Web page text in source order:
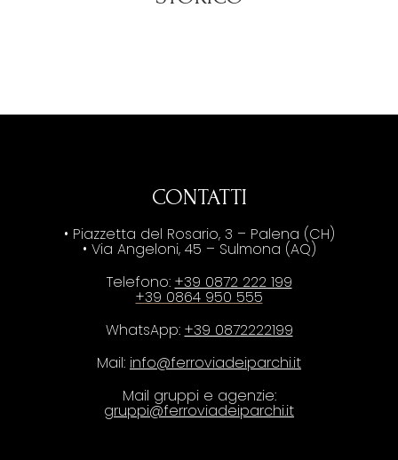
CONTATTI
• Piazzetta del Rosario, 3 – Palena (CH)
• Via Angeloni, 45 – Sulmona (AQ)
Telefono: +39 0872 222 199
+39 0864 950 555
WhatsApp: +39 0872222199
Mail: info@ferroviadeiparchi.it
Mail gruppi e agenzie:
gruppi@ferroviadeiparchi.it